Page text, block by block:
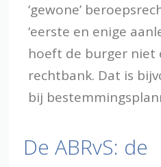
‘gewone’
‘eerste en enige
hoeft de burger niet
rechtbank. Dat is
bij
De ABRvS: de